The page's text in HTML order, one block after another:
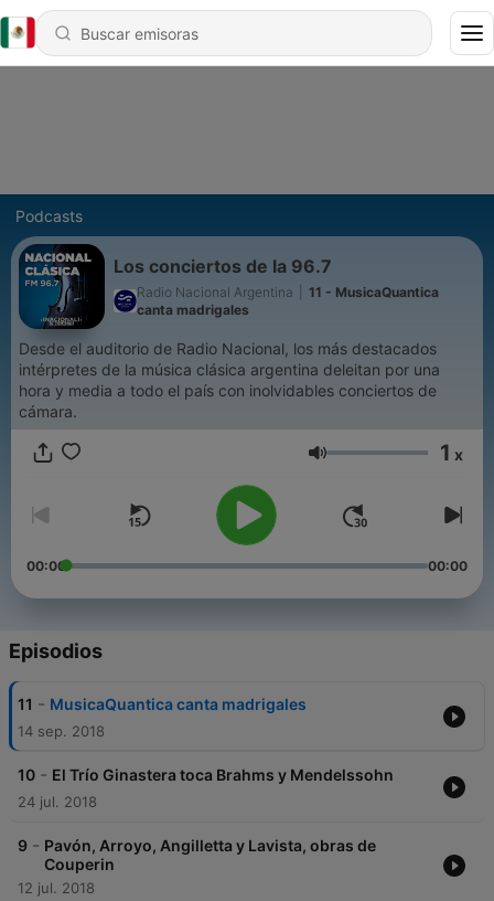
Podcasts
Los conciertos de la 96.7
Radio Nacional Argentina
11 - MusicaQuantica
canta madrigales
Desde el auditorio de Radio Nacional, los más destacados
intérpretes de la música clásica argentina deleitan por una
hora y media a todo el país con inolvidables conciertos de
cámara.
Volumen 1 x
00:00 00:00
Episodios
11 - MusicaQuantica canta madrigales
14 sep. 2018
10 - El Trío Ginastera toca Brahms y Mendelssohn
24 jul. 2018
9 - Pavón, Arroyo, Angilletta y Lavista, obras de
Couperin
12 jul. 2018